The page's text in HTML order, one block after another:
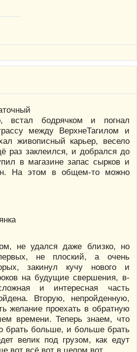
встал бодрячком и погнал
между ВерхнеТагилом и
живописный карьер, весело
раз заклеился, и добрался до
в магазине запас сырков и
На этом в общем-то можно
не удался даже близко, но
не плоский, а очень
закинул кучу нового и
на будущие свершения, в-
и интересная часть
Вторую, непройденную,
желание проехать в обратную
времени. Теперь знаем, что
брать больше, и больше брать
велик под грузом, как едут
вот всё вот в целом вот.